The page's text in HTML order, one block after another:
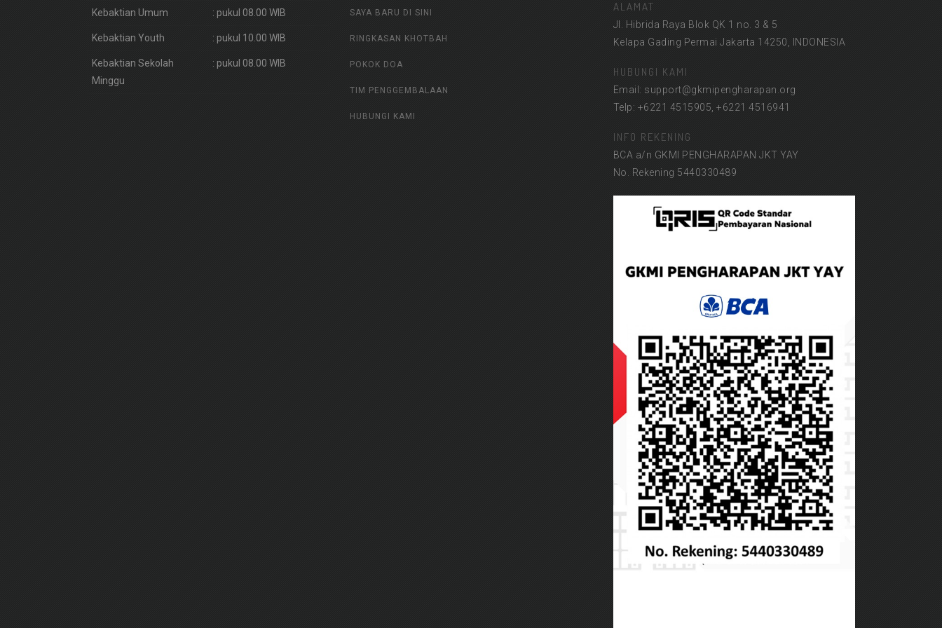
Kebaktian Umum : pukul 08.00 WIB
Kebaktian Youth : pukul 10.00 WIB
Kebaktian Sekolah
Minggu
: pukul 08.00 WIB
SAYA BARU DI SINI
RINGKASAN KHOTBAH
POKOK DOA
TIM PENGGEMBALAAN
HUBUNGI KAMI
ALAMAT
Jl. Hibrida Raya Blok QK 1 no. 3 & 5
Kelapa Gading Permai Jakarta 14250, INDONESIA
HUBUNGI KAMI
Email: support@gkmipengharapan.org
Telp: +6221 4515905, +6221 4516941
INFO REKENING
BCA a/n GKMI PENGHARAPAN JKT YAY
No. Rekening 5440330489